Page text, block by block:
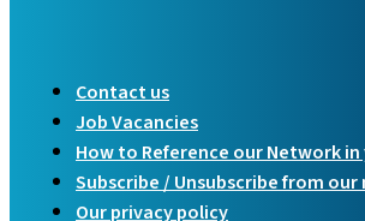
Contact us
Job Vacancies
How to Reference our Network
Subscribe / Unsubscribe from
Our privacy policy